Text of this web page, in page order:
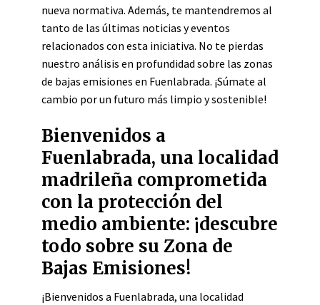
nueva normativa. Además, te mantendremos al
tanto de las últimas noticias y eventos
relacionados con esta iniciativa. No te pierdas
nuestro análisis en profundidad sobre las zonas
de bajas emisiones en Fuenlabrada. ¡Súmate al
cambio por un futuro más limpio y sostenible!
Bienvenidos a
Fuenlabrada, una localidad
madrileña comprometida
con la protección del
medio ambiente: ¡descubre
todo sobre su Zona de
Bajas Emisiones!
¡Bienvenidos a Fuenlabrada, una localidad